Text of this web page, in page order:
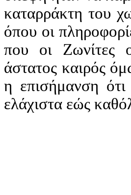
καταρράκτη του
όπου οι
που οι Ζωνίτες
άστατος καιρός
η επισήμανση ότι
ελάχιστα εώς